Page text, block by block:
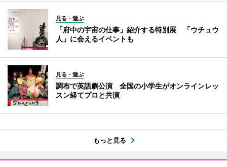
見る・遊ぶ
「府中の宇宙の仕事」紹介する特別展 「ウチュウ
人」に会えるイベントも
見る・遊ぶ
調布で英語劇公演 全国の小学生がオンラインレッ
スン経てプロと共演
もっと見る